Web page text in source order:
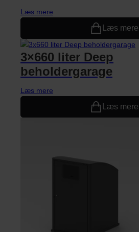
Læs mere
Læs mere
3×660 liter Deep
beholdergarage
Læs mere
Læs mere